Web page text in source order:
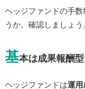
ヘッジファンドの手
うか。確認しましょう
基本は成果報酬型
ヘッジファンドは運用